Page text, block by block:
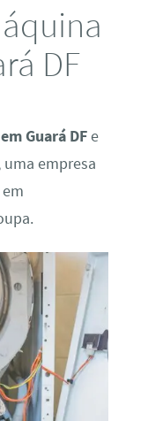
DF
Guará DFe
uma empresa